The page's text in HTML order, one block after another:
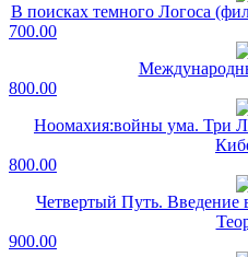
В поисках темного Логоса
700.00
800.00
Ноомахия:войны ума. Три
800.00
Четвертый Путь.
900.00